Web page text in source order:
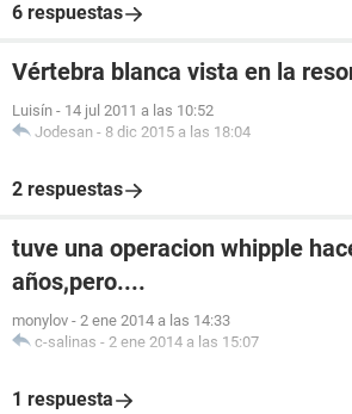
6 respuestas
Vértebra blanca vista en la
Luisín - 14 jul 2011 a las 10:52
Jodesan - 8 dic 2015 a las 18:04
2 respuestas
tuve una operacion whipple
años,pero....
monylov - 2 ene 2014 a las 14:33
c-salinas - 2 ene 2014 a las 15:07
1 respuesta